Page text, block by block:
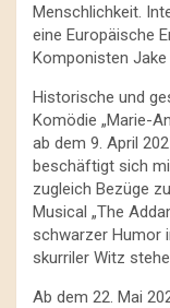
Menschlichkeit.
eine Europäische
Komponisten
Historische und
Komödie „Marie-
ab dem 9. April
beschäftigt sich
zugleich Bezüge
Musical „The
schwarzer Humor
skurriler Witz
Ab dem 22. Mai